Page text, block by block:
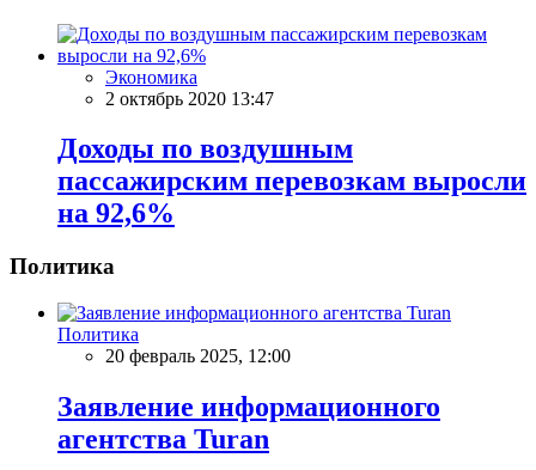
Экономика
2 октябрь 2020 13:47
Доходы по воздушным
пассажирским перевозкам выросли
на 92,6%
Политика
Политика
20 февраль 2025, 12:00
Заявление информационного
агентства Turan